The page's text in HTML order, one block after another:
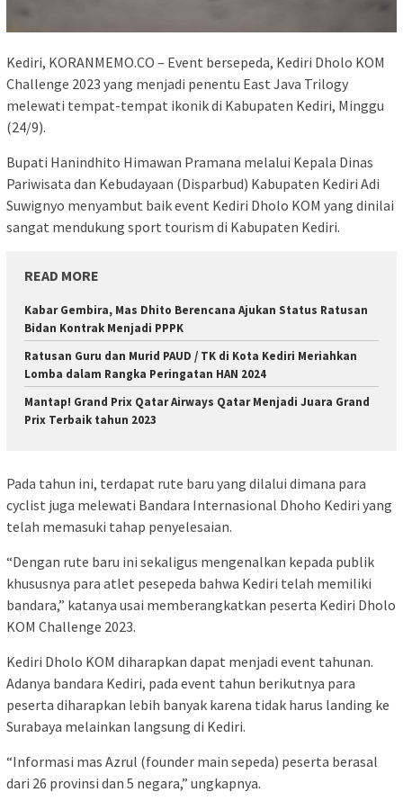
Kediri, KORANMEMO.CO – Event bersepeda, Kediri Dholo KOM
Challenge 2023 yang menjadi penentu East Java Trilogy
melewati tempat-tempat ikonik di Kabupaten Kediri, Minggu
(24/9).
Bupati Hanindhito Himawan Pramana melalui Kepala Dinas
Pariwisata dan Kebudayaan (Disparbud) Kabupaten Kediri Adi
Suwignyo menyambut baik event Kediri Dholo KOM yang dinilai
sangat mendukung sport tourism di Kabupaten Kediri.
READ MORE
Kabar Gembira, Mas Dhito Berencana Ajukan Status Ratusan
Bidan Kontrak Menjadi PPPK
Ratusan Guru dan Murid PAUD / TK di Kota Kediri Meriahkan
Lomba dalam Rangka Peringatan HAN 2024
Mantap! Grand Prix Qatar Airways Qatar Menjadi Juara Grand
Prix Terbaik tahun 2023
Pada tahun ini, terdapat rute baru yang dilalui dimana para
cyclist juga melewati Bandara Internasional Dhoho Kediri yang
telah memasuki tahap penyelesaian.
“Dengan rute baru ini sekaligus mengenalkan kepada publik
khususnya para atlet pesepeda bahwa Kediri telah memiliki
bandara,” katanya usai memberangkatkan peserta Kediri Dholo
KOM Challenge 2023.
Kediri Dholo KOM diharapkan dapat menjadi event tahunan.
Adanya bandara Kediri, pada event tahun berikutnya para
peserta diharapkan lebih banyak karena tidak harus landing ke
Surabaya melainkan langsung di Kediri.
“Informasi mas Azrul (founder main sepeda) peserta berasal
dari 26 provinsi dan 5 negara,” ungkapnya.